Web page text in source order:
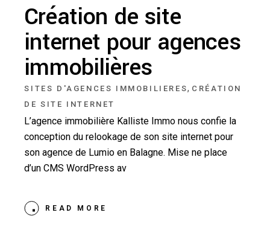
Création de site
internet pour agences
immobilières
SITES D'AGENCES IMMOBILIERES, CRÉATION
DE SITE INTERNET
L’agence immobilière Kalliste Immo nous confie la
conception du relookage de son site internet pour
son agence de Lumio en Balagne. Mise ne place
d’un CMS WordPress av
READ MORE